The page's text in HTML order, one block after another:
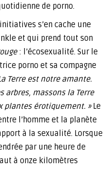
de porno.
s’en cache une
et qui prend tout son
: l’écosexualité. Sur le
porno et sa compagne
Terre est notre amante.
arbres, massons la Terre
plantes érotiquement. »Le
l’homme et la planète
à la sexualité. Lorsque
par une heure de
à onze kilomètres